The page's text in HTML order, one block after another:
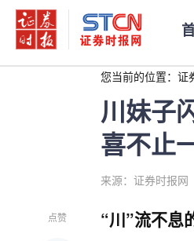
您当前的位置： 证
川妹子
喜不止
来源：证券时报网
点赞 “川”流不息